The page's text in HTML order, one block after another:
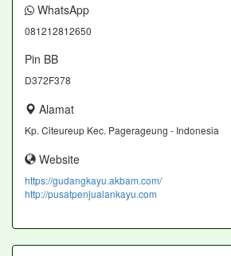
WhatsApp
081212812650
Pin BB
D372F378
Alamat
Kp. Citeureup Kec. Pagerageung - Indonesia
Website
https://gudangkayu.akbam.com/
http://pusatpenjualankayu.com